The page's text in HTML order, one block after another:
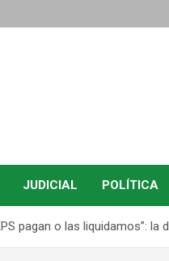
JUDICIAL POLÍTICA
pagan o las liquidamos”: